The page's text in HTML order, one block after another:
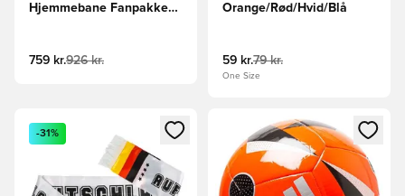
Hjemmebane Fanpakke
759 kr.926 kr.
Orange/Rød/Hvid/Blå
59 kr.79 kr.
One Size
Åbner en Modal til at logge ind eller tilmelde dig som
-31%
Åbner en Modal til at logge